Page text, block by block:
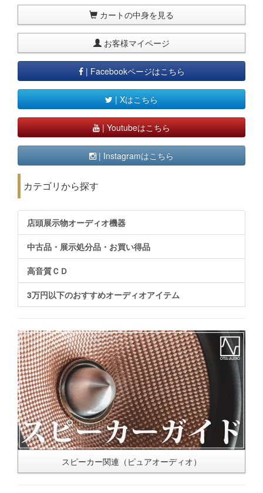
カートの中身を見る
お客様マイページ
| Facebookページはこちら
| Xはこちら
| Youtubeはこちら
| Instagramはこちら
カテゴリから探す
店頭展示物オーディオ機器
中古品・展示処分品・お買い得品
高音質ＣＤ
3万円以下のおすすめオーディオアイテム
スピーカー関連（ピュアオーディオ）